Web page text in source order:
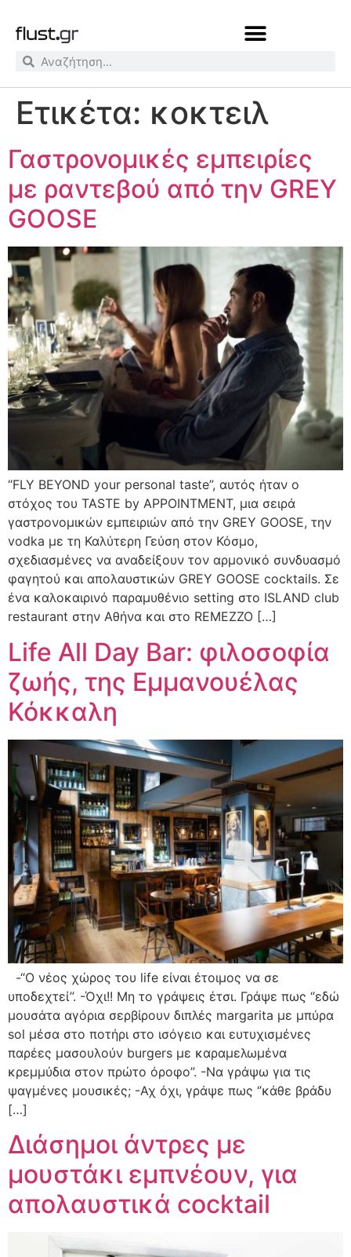
Ετικέτα: κοκτειλ
Γαστρονομικές εμπειρίες
με ραντεβού από την GREY
GOOSE
“FLY BEYOND your personal taste”, αυτός ήταν ο
στόχος του TASTE by APPOINTMENT, μια σειρά
γαστρονομικών εμπειριών από την GREY GOOSE, την
vodka με τη Καλύτερη Γεύση στον Κόσμο,
σχεδιασμένες να αναδείξουν τον αρμονικό συνδυασμό
φαγητού και απολαυστικών GREY GOOSE cocktails. Σε
ένα καλοκαιρινό παραμυθένιο setting στο ISLAND club
restaurant στην Αθήνα και στο REMEZZO […]
Life All Day Bar: φιλοσοφία
ζωής, της Εμμανουέλας
Κόκκαλη
-“Ο νέος χώρος του life είναι έτοιμος να σε
υποδεχτεί”. -Όχι!! Μη το γράψεις έτσι. Γράψε πως “εδώ
μουσάτα αγόρια σερβίρουν διπλές margarita με μπύρα
sol μέσα στο ποτήρι στο ισόγειο και ευτυχισμένες
παρέες μασουλούν burgers με καραμελωμένα
κρεμμύδια στον πρώτο όροφο”. -Να γράψω για τις
ψαγμένες μουσικές; -Αχ όχι, γράψε πως ‘’κάθε βράδυ
[…]
Διάσημοι άντρες με
μουστάκι εμπνέουν, για
απολαυστικά cocktail